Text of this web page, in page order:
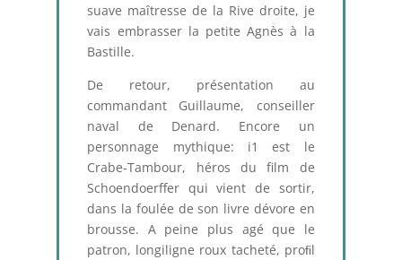
suave maîtresse de la Rive droite, je
vais embrasser la petite Agnès à la
Bastille.
De retour, présentation au
commandant Guillaume, conseiller
naval de Denard. Encore un
personnage mythique: i1 est le
Crabe-Tambour, héros du film de
Schoendoerffer qui vient de sortir,
dans la foulée de son livre dévore en
brousse. A peine plus agé que le
patron, longiligne roux tacheté, proﬁl